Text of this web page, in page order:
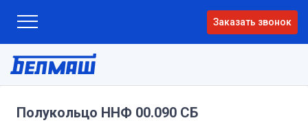
Заказать звонок
Полукольцо ННФ 00.090 СБ